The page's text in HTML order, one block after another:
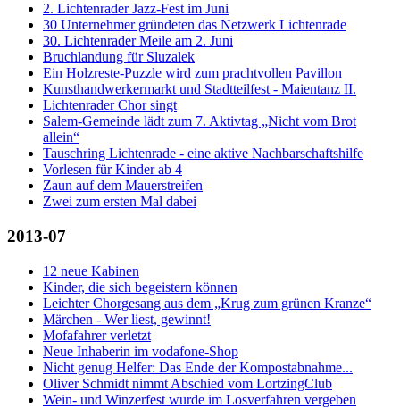
2. Lichtenrader Jazz-Fest im Juni
30 Unternehmer gründeten das Netzwerk Lichtenrade
30. Lichtenrader Meile am 2. Juni
Bruchlandung für Sluzalek
Ein Holzreste-Puzzle wird zum prachtvollen Pavillon
Kunsthandwerkermarkt und Stadtteilfest - Maientanz II.
Lichtenrader Chor singt
Salem-Gemeinde lädt zum 7. Aktivtag „Nicht vom Brot
allein“
Tauschring Lichtenrade - eine aktive Nachbarschaftshilfe
Vorlesen für Kinder ab 4
Zaun auf dem Mauerstreifen
Zwei zum ersten Mal dabei
2013-07
12 neue Kabinen
Kinder, die sich begeistern können
Leichter Chorgesang aus dem „Krug zum grünen Kranze“
Märchen - Wer liest, gewinnt!
Mofafahrer verletzt
Neue Inhaberin im vodafone-Shop
Nicht genug Helfer: Das Ende der Kompostabnahme...
Oliver Schmidt nimmt Abschied vom LortzingClub
Wein- und Winzerfest wurde im Losverfahren vergeben